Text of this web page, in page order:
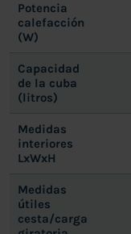
Potencia
calefacción
(W)
Capacidad
de la cuba
(litros)
Medidas
interiores
LxWxH
Medidas
útiles
cesta/carga